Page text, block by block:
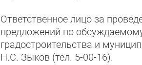
Ответственное лицо за
предложений по
градостроительства и
Н.С. Зыков (тел. 5-00-16).